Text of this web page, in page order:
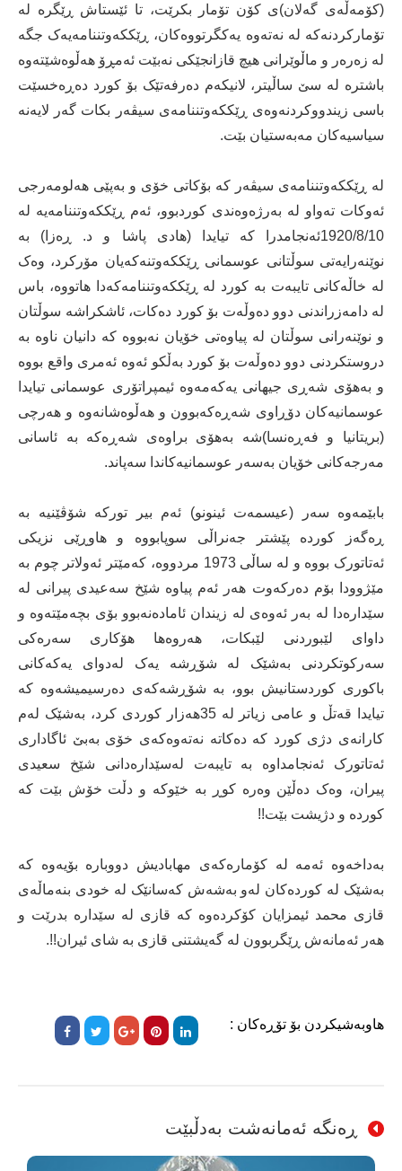
(کۆمەڵەی گەلان)ی کۆن تۆمار بکرێت، تا ئێستاش ڕێگرە لە
تۆمارکردنەکە لە نەتەوە یەکگرتووەکان، ڕێککەوتننامەیەک جگە
لە زەرەر و ماڵوێرانی هیچ قازانجێکی نەبێت ئەمڕۆ هەڵوەشێتەوە
باشترە لە سێ ساڵیتر، لانیکەم دەرفەتێک بۆ کورد دەڕەخسێت
باسی زیندووکردنەوەی ڕێککەوتننامەی سیڤەر بکات گەر لایەنە
سیاسیەکان مەبەستیان بێت.
لە ڕێککەوتننامەی سیڤەر کە بۆکاتی خۆی و بەپێی هەلومەرجی
ئەوکات تەواو لە بەرژەوەندی کوردبوو، ئەم ڕێککەوتننامەیە لە
1920/8/10ئەنجامدرا کە تیایدا (هادی پاشا و د. ڕەزا) بە
نوێنەرایەتی سوڵتانی عوسمانی ڕێککەوتنەکەیان مۆرکرد، وەک
لە خاڵەکانی تایبەت بە کورد لە ڕێککەوتننامەکەدا هاتووە، باس
لە دامەزراندنی دوو دەوڵەت بۆ کورد دەکات، ئاشکراشە سوڵتان
و نوێنەرانی سوڵتان لە پیاوەتی خۆیان نەبووە کە دانیان ناوە بە
دروستکردنی دوو دەوڵەت بۆ کورد بەڵکو ئەوە ئەمری واقع بووە
و بەهۆی شەڕی جیهانی یەکەمەوە ئیمپراتۆری عوسمانی تیایدا
عوسمانیەکان دۆڕاوی شەڕەکەبوون و هەڵوەشانەوە و هەرچی
(بریتانیا و فەڕەنسا)شە بەهۆی براوەی شەڕەکە بە ئاسانی
مەرجەکانی خۆیان بەسەر عوسمانیەکاندا سەپاند.
بابێمەوە سەر (عیسمەت ئینونو) ئەم بیر تورکە شۆڤێنیە بە
ڕەگەز کوردە پێشتر جەنراڵی سوپابووە و هاوڕێی نزیکی
ئەتاتورک بووە و لە ساڵی 1973 مردووە، کەمێتر ئەولاتر چوم بە
مێژوودا بۆم دەرکەوت هەر ئەم پیاوە شێخ سەعیدی پیرانی لە
سێدارەدا لە بەر ئەوەی لە زیندان ئامادەنەبوو بۆی بچەمێتەوه و
داوای لێبوردنی لێبکات، هەروەها هۆکاری سەرەکی
سەرکوتکردنی بەشێک لە شۆڕشە یەک لەدوای یەکەکانی
باکوری کوردستانیش بوو، بە شۆڕشەکەی دەرسیمیشەوە کە
تیایدا قەتڵ و عامی زیاتر لە 35هەزار کوردی کرد، بەشێک لەم
کارانەی دژی کورد کە دەکاتە نەتەوەکەی خۆی بەبێ ئاگاداری
ئەتاتورک ئەنجامداوە بە تایبەت لەسێدارەدانی شێخ سعیدی
پیران، وەک دەڵێن وەرە کوڕ بە خێوکە و دڵت خۆش بێت کە
کوردە و دژیشت بێت!!
بەداخەوه ئەمە لە کۆمارەکەی مهابادیش دووبارە بۆیەوە کە
بەشێک لە کوردەکان لەو بەشەش کەسانێک لە خودی بنەماڵەی
قازی محمد ئیمزایان کۆکردەوە کە قازی لە سێدارە بدرێت و
هەر ئەمانەش ڕێگربوون لە گەیشتنی قازی بە شای ئیران!!.
هاوبەشیکردن بۆ تۆڕەکان :
ڕەنگە ئەمانەشت بەدڵبێت